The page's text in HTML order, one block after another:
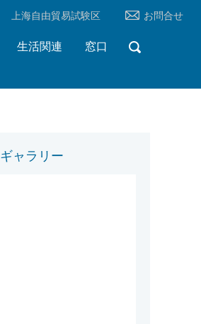
上海自由貿易試験区 お問合せ
生活関連 窓口
ギャラリー